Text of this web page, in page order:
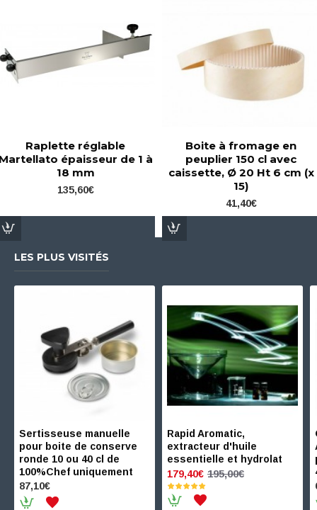
Raplette réglable
épaisseur de 1 à
18 mm
135,60€
Boite à fromage en
peuplier 150 cl avec
caissette, Ø 20 Ht 6 cm (x
15)
41,40€
LES PLUS VISITÉS
Sertisseuse manuelle
pour boite de conserve
ronde 10 ou 40 cl de
100%Chef uniquement
87,10€
Rapid Aromatic,
extracteur d'huile
essentielle et hydrolat
179,40€ 195,00€